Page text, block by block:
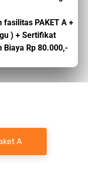
fasilitas PAKET A +
) + Sertifikat
Biaya Rp 80.000,-
A